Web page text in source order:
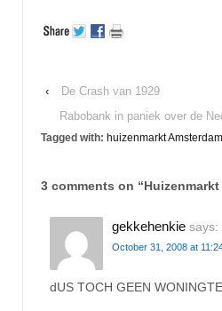
‹
De Crash van 1929
Rabobank in paniek over de
Tagged with: huizenmarkt Amsterdam
3 comments on “
gekkehenkie says:
October 31, 2008 at
dUS TOCH GEEN